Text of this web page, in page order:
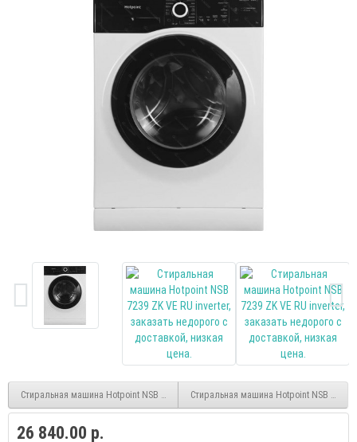
Стиральная машина Hotpoint NSB 7239 W VE RU inverterСтиральная машина Hotpoint NSB 7249
26 840.00 р.